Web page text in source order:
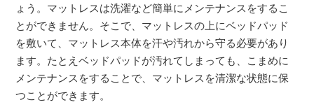
ょう。マットレスは洗濯など簡単にメンテナンスをするこ
とができません。そこで、マットレスの上にベッドパッド
を敷いて、マットレス本体を汗や汚れから守る必要があり
ます。たとえベッドパッドが汚れてしまっても、こまめに
メンテナンスをすることで、マットレスを清潔な状態に保
つことができます。